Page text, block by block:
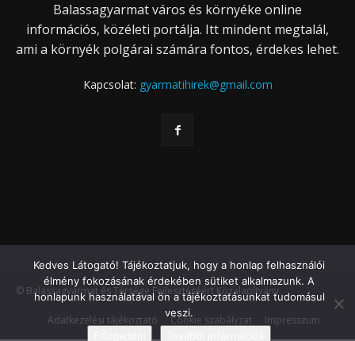
Balassagyarmat város és környéke online
információs, közéleti portálja. Itt mindent megtalál,
ami a környék polgárai számára fontos, érdekes lehet.
Kapcsolat: gyarmatihirek@gmail.com
© Balassagyarmat és Térsége Fejlesztéséért Közalapítvány
Adatkezelési tájékoztató Cookie szabályzat Impresszum
Kedves Látogató! Tájékoztatjuk, hogy a honlap felhasználói
élmény fokozásának érdekében sütiket alkalmazunk. A
honlapunk használatával ön a tájékoztatásunkat tudomásul
veszi.